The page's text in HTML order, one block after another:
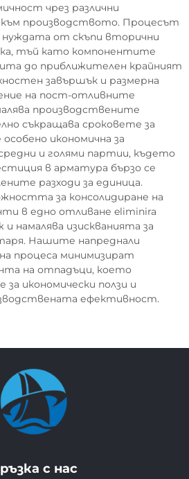
чрез различни
производството. Процесът
нуждата от скъпи вторични
тъй като компонентите
до приближителен крайният
завършък и размерна
на пост-отливните
производствените
съкращава сроковете за
икономична за
и голями партии, където
в арматура бързо се
разходи за единица.
за консолидиране на
в едно отливане eliminira
намалява изискванията за
Нашите напреднали
процеса минимизират
на отпадъци, което
икономически ползи и
ефективност.
с нас